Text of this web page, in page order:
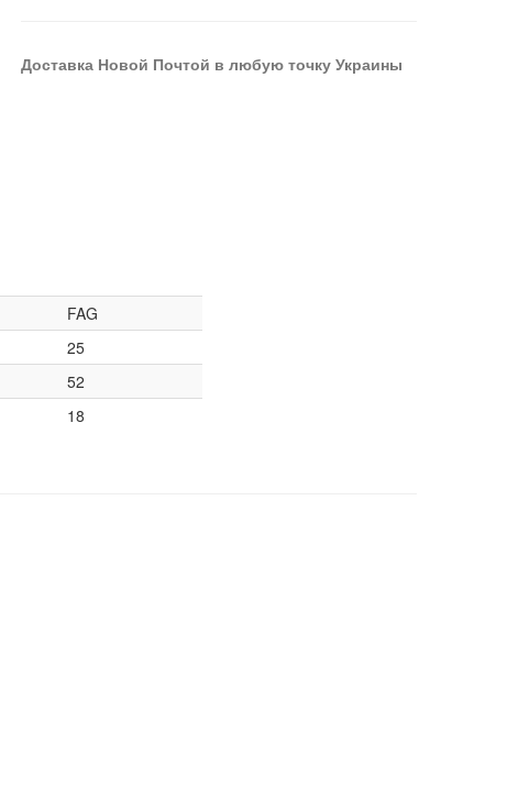
Доставка Новой Почтой в любую точку Украины
FAG
25
52
18